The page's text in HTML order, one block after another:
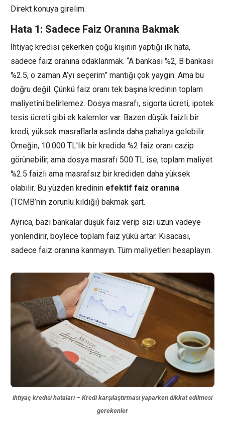
Direkt konuya girelim.
Hata 1: Sadece Faiz Oranına Bakmak
İhtiyaç kredisi çekerken çoğu kişinin yaptığı ilk hata,
sadece faiz oranına odaklanmak. “A bankası %2, B bankası
%2.5, o zaman A’yı seçerim” mantığı çok yaygın. Ama bu
doğru değil. Çünkü faiz oranı tek başına kredinin toplam
maliyetini belirlemez. Dosya masrafı, sigorta ücreti, ipotek
tesis ücreti gibi ek kalemler var. Bazen düşük faizli bir
kredi, yüksek masraflarla aslında daha pahalıya gelebilir.
Örneğin, 10.000 TL’lik bir kredide %2 faiz oranı cazip
görünebilir, ama dosya masrafı 500 TL ise, toplam maliyet
%2.5 faizli ama masrafsız bir krediden daha yüksek
olabilir. Bu yüzden kredinin efektif faiz oranına
(TCMB’nin zorunlu kıldığı) bakmak şart.
Ayrıca, bazı bankalar düşük faiz verip sizi uzun vadeye
yönlendirir, böylece toplam faiz yükü artar. Kısacası,
sadece faiz oranına kanmayın. Tüm maliyetleri hesaplayın.
ihtiyaç kredisi hataları – Kredi karşılaştırması yaparken dikkat edilmesi
gerekenler